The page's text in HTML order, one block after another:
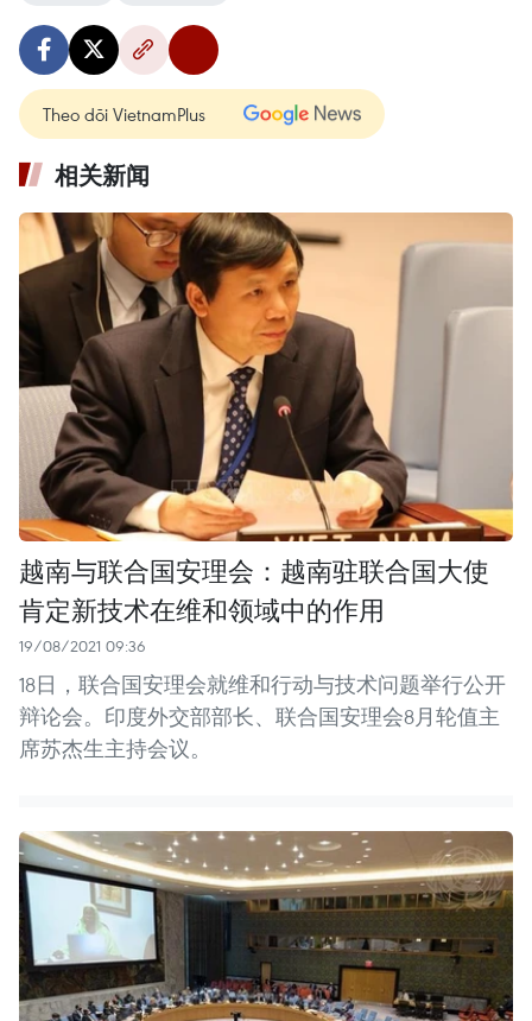
Theo dõi VietnamPlus
相关新闻
越南与联合国安理会：越南驻联合国大使
肯定新技术在维和领域中的作用
19/08/2021 09:36
18日，联合国安理会就维和行动与技术问题举行公开
辩论会。印度外交部部长、联合国安理会8月轮值主
席苏杰生主持会议。